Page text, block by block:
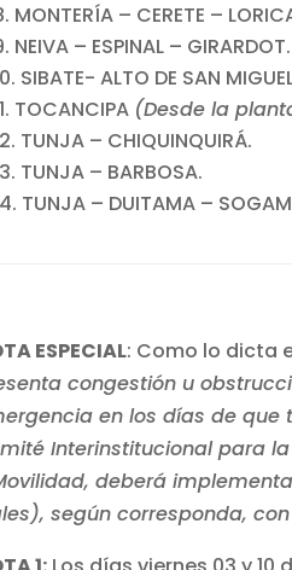
MONTERÍA – CERETE –
NEIVA – ESPINAL – GIRARDOT.
SIBATE- ALTO DE SAN
TOCANCIPA (Desde la
TUNJA – CHIQUINQUIRÁ.
TUNJA – BARBOSA.
TUNJA – DUITAMA –
ESPECIAL: Como lo dicta
congestión u
en los días de que
Interinstitucional para
deberá
según corresponda,